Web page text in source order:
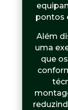
pontos
Além
uma
que